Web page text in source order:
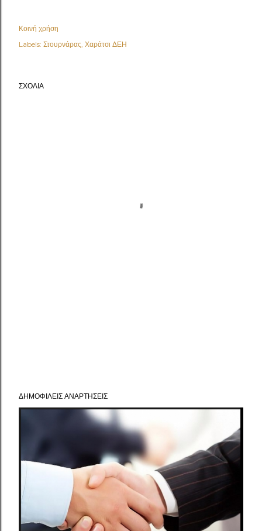
Κοινή χρήση
Labels: Στουρνάρας Χαράτσι ΔΕΗ
ΣΧΌΛΙΑ
ΔΗΜΟΦΙΛΕΊΣ ΑΝΑΡΤΉΣΕΙΣ